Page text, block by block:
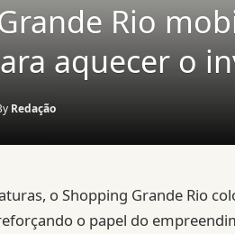
Rio
aquecer o
Redação
o Shopping Grande Rio
o papel do